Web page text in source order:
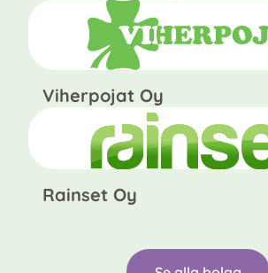
Viherpojat Oy
Rainset Oy